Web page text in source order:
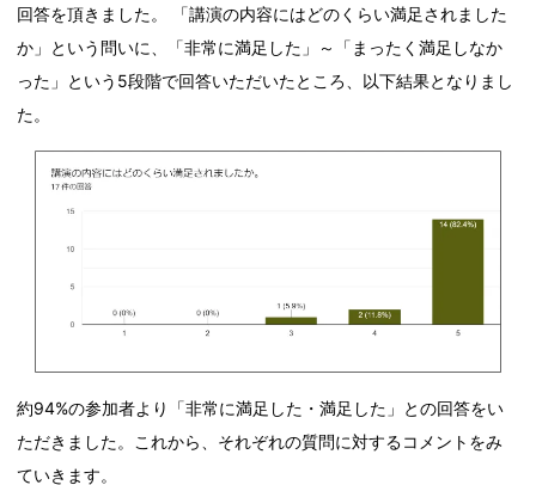
回答を頂きました。 「講演の内容にはどのくらい満足されました
か」という問いに、「非常に満足した」～「まったく満足しなか
った」という5段階で回答いただいたところ、以下結果となりまし
た。
約94%の参加者より「非常に満足した・満足した」との回答をい
ただきました。これから、それぞれの質問に対するコメントをみ
ていきます。